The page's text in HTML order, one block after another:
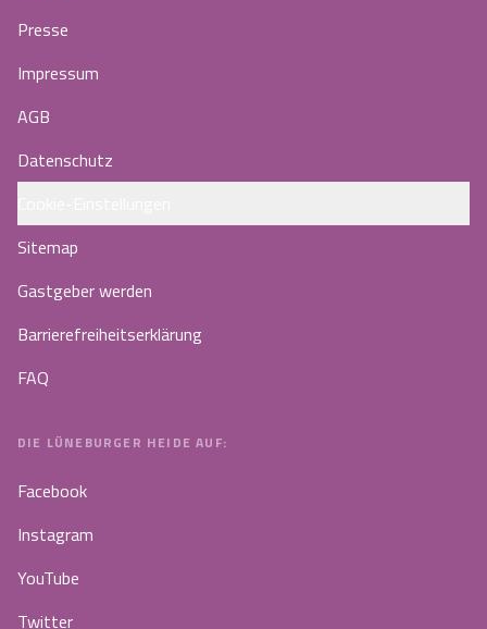
Presse
Impressum
AGB
Datenschutz
Sitemap
Gastgeber werden
Barrierefreiheitserklärung
FAQ
DIE LÜNEBURGER HEIDE AUF:
Facebook
Instagram
YouTube
Twitter